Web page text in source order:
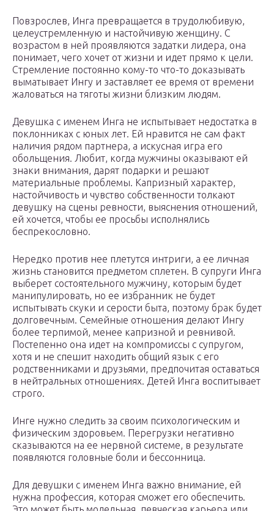
Повзрослев, Инга превращается в трудолюбивую,
целеустремленную и настойчивую женщину. С
возрастом в ней проявляются задатки лидера, она
понимает, чего хочет от жизни и идет прямо к цели.
Стремление постоянно кому-то что-то доказывать
выматывает Ингу и заставляет ее время от времени
жаловаться на тяготы жизни близким людям.
Девушка с именем Инга не испытывает недостатка в
поклонниках с юных лет. Ей нравится не сам факт
наличия рядом партнера, а искусная игра его
обольщения. Любит, когда мужчины оказывают ей
знаки внимания, дарят подарки и решают
материальные проблемы. Капризный характер,
настойчивость и чувство собственности толкают
девушку на сцены ревности, выяснения отношений,
ей хочется, чтобы ее просьбы исполнялись
беспрекословно.
Нередко против нее плетутся интриги, а ее личная
жизнь становится предметом сплетен. В супруги Инга
выберет состоятельного мужчину, которым будет
манипулировать, но ее избранник не будет
испытывать скуки и серости быта, поэтому брак будет
долговечным. Семейные отношения делают Ингу
более терпимой, менее капризной и ревнивой.
Постепенно она идет на компромиссы с супругом,
хотя и не спешит находить общий язык с его
родственниками и друзьями, предпочитая оставаться
в нейтральных отношениях. Детей Инга воспитывает
строго.
Инге нужно следить за своим психологическим и
физическим здоровьем. Перегрузки негативно
сказываются на ее нервной системе, в результате
появляются головные боли и бессонница.
Для девушки с именем Инга важно внимание, ей
нужна профессия, которая сможет его обеспечить.